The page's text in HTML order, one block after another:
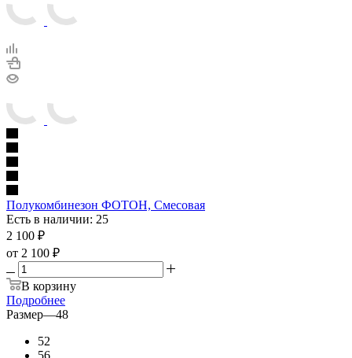
Полукомбинезон ФОТОН, Смесовая
Есть в наличии: 25
2 100 ₽
от 2 100 ₽
В корзину
Подробнее
Размер—48
52
56